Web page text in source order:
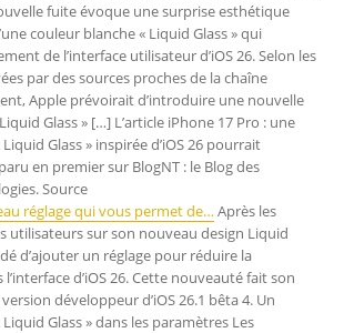
fuite évoque une surprise esthétique
couleur blanche « Liquid Glass » qui
de l’interface utilisateur d’iOS 26. Selon les
par des sources proches de la chaîne
Apple prévoirait d’introduire une nouvelle
Glass » […] L’article iPhone 17 Pro : une
Glass » inspirée d’iOS 26 pourrait
en premier sur BlogNT : le Blog des
Source
réglage qui vous permet de…Après les
utilisateurs sur son nouveau design Liquid
d’ajouter un réglage pour réduire la
d’iOS 26. Cette nouveauté fait son
développeur d’iOS 26.1 bêta 4. Un
Glass » dans les paramètres Les